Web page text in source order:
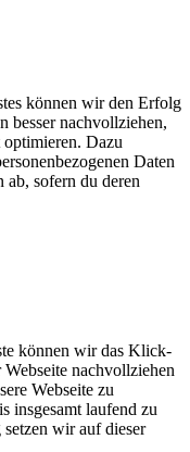
können wir den Erfolg
besser nachvollziehen,
optimieren. Dazu
Daten
ab, sofern du deren
können wir das Klick-
nachvollziehen
Webseite zu
insgesamt laufend zu
wir auf dieser